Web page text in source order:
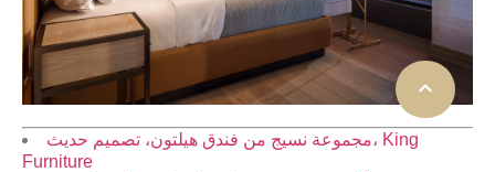
مجموعة نسيج من فندق هيلتون، تصميم حديث، King
Furniture